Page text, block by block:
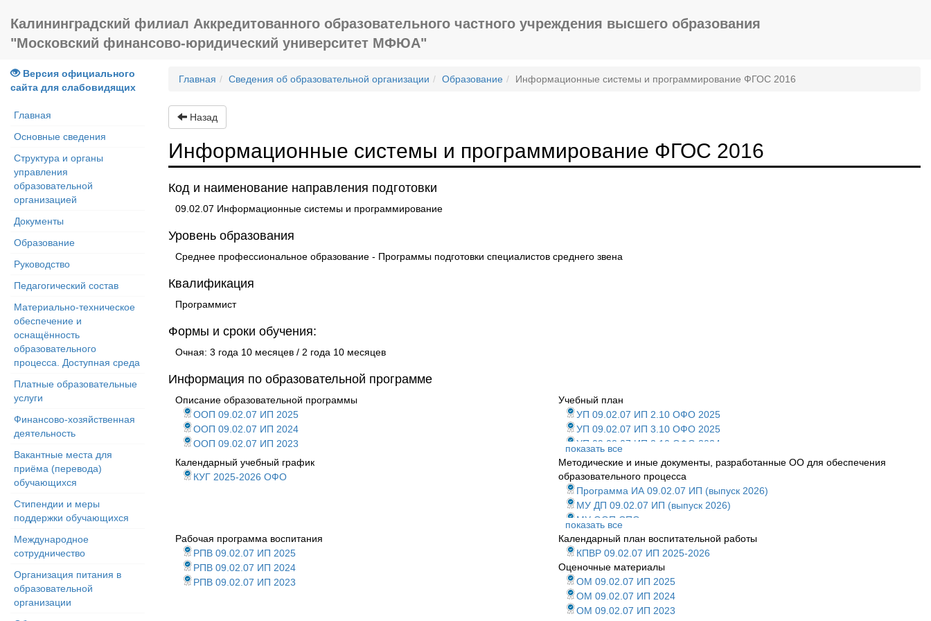
Калининградский филиал Аккредитованного образовательного частного учреждения высшего образования
"Московский финансово-юридический университет МФЮА"
Версия официального
сайта для слабовидящих
Главная
Основные сведения
Структура и органы
управления
образовательной
организацией
Документы
Образование
Руководство
Педагогический состав
Материально-техническое
обеспечение и
оснащённость
образовательного
процесса. Доступная среда
Платные образовательные
услуги
Финансово-хозяйственная
деятельность
Вакантные места для
приёма (перевода)
обучающихся
Стипендии и меры
поддержки обучающихся
Международное
сотрудничество
Организация питания в
образовательной
организации
Главная Сведения об образовательной организации Образование Информационные системы и программирование ФГОС 2016
Назад
Информационные системы и программирование ФГОС 2016
Код и наименование направления подготовки
09.02.07 Информационные системы и программирование
Уровень образования
Среднее профессиональное образование - Программы подготовки специалистов среднего звена
Квалификация
Программист
Формы и сроки обучения:
Очная: 3 года 10 месяцев / 2 года 10 месяцев
Информация по образовательной программе
Описание образовательной программы
ООП 09.02.07 ИП 2025
ООП 09.02.07 ИП 2024
ООП 09.02.07 ИП 2023
Учебный план
УП 09.02.07 ИП 2.10 ОФО 2025
УП 09.02.07 ИП 3.10 ОФО 2025
УП 09.02.07 ИП 2.10 ОФО 2024
УП 09.02.07 ИП 3.10 ОФО 2023
показать все
Календарный учебный график
КУГ 2025-2026 ОФО
Методические и иные документы, разработанные ОО для обеспечения
образовательного процесса
Программа ИА 09.02.07 ИП (выпуск 2026)
МУ ДП 09.02.07 ИП (выпуск 2026)
МУ ООП СПО
МУ ПР 09.02.07 ИП 2025
МУ КП 09.02.07 ИП 2025
МУ ПР 09.02.07 ИП 2024
МУ КП 09.02.07 ИП 2024
МУ ПР 09.02.07 ИП 2023
МУ КП 09.02.07 ИП 2023
показать все
Рабочая программа воспитания
РПВ 09.02.07 ИП 2025
РПВ 09.02.07 ИП 2024
РПВ 09.02.07 ИП 2023
Календарный план воспитательной работы
КПВР 09.02.07 ИП 2025-2026
Оценочные материалы
ОМ 09.02.07 ИП 2025
ОМ 09.02.07 ИП 2024
ОМ 09.02.07 ИП 2023